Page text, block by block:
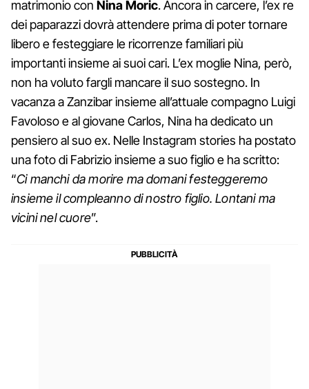
matrimonio con Nina Moric. Ancora in carcere, l’ex re
dei paparazzi dovrà attendere prima di poter tornare
libero e festeggiare le ricorrenze familiari più
importanti insieme ai suoi cari. L’ex moglie Nina, però,
non ha voluto fargli mancare il suo sostegno. In
vacanza a Zanzibar insieme all’attuale compagno Luigi
Favoloso e al giovane Carlos, Nina ha dedicato un
pensiero al suo ex. Nelle Instagram stories ha postato
una foto di Fabrizio insieme a suo figlio e ha scritto:
“Ci manchi da morire ma domani festeggeremo
insieme il compleanno di nostro figlio. Lontani ma
vicini nel cuore”.